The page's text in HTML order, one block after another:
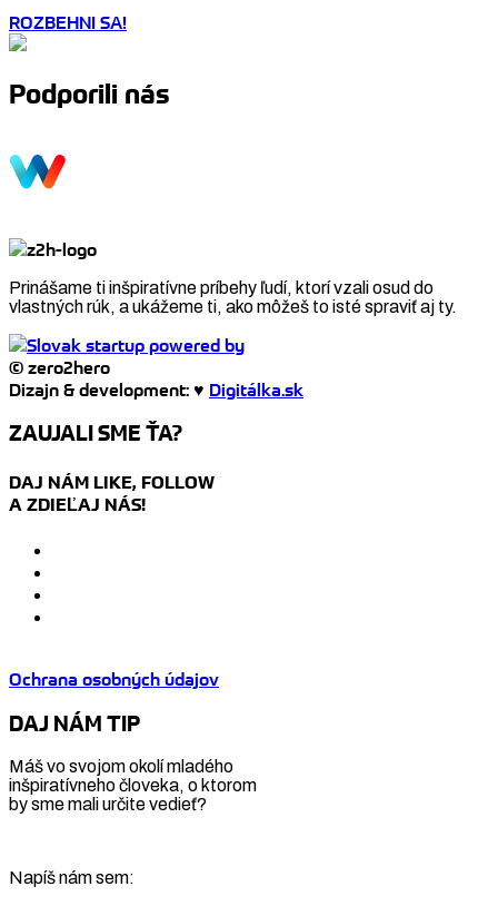
ROZBEHNI SA!
Podporili nás
Prinášame ti inšpiratívne príbehy ľudí, ktorí vzali osud do
vlastných rúk, a ukážeme ti, ako môžeš to isté spraviť aj ty.
© zero2hero
Dizajn & development: ♥ Digitálka.sk
ZAUJALI SME ŤA?
DAJ NÁM LIKE, FOLLOW
A ZDIEĽAJ NÁS!
Ochrana osobných údajov
DAJ NÁM TIP
Máš vo svojom okolí mladého
inšpiratívneho človeka, o ktorom
by sme mali určite vedieť?
Napíš nám sem: